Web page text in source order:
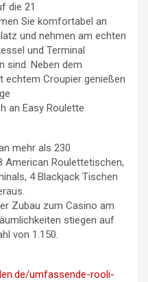
die 21
Sie komfortabel an
und nehmen am echten
und Terminal
sind. Neben dem
echtem Croupier genießen
an Easy Roulette
mehr als 230
American Roulettetischen,
4 Blackjack Tischen
Zubau zum Casino am
stiegen auf
von 1.150.
umfassende-rooli-